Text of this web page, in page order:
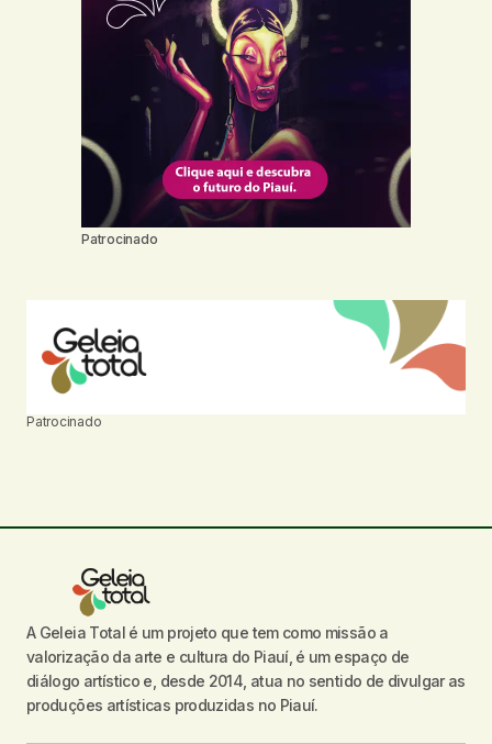
Patrocinado
Patrocinado
A Geleia Total é um projeto que tem como missão a
valorização da arte e cultura do Piauí, é um espaço de
diálogo artístico e, desde 2014, atua no sentido de divulgar as
produções artísticas produzidas no Piauí.